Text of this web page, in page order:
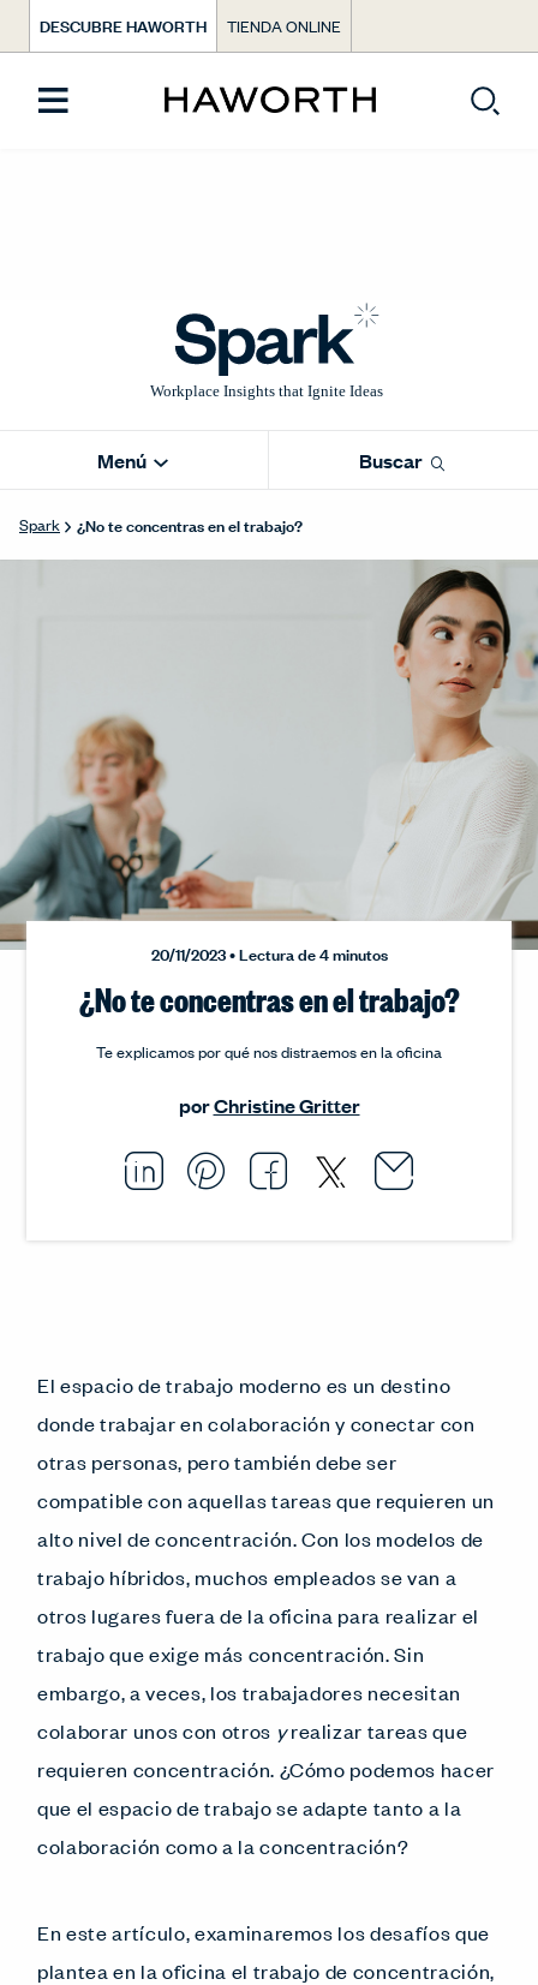
DESCUBRE HAWORTH TIENDA ONLINE
Menú Buscar
Spark ¿No te concentras en el trabajo?
20/11/2023 • Lectura de 4 minutos
¿No te concentras en el trabajo?
Te explicamos por qué nos distraemos en la oficina
porChristine Gritter
Share this article on
Opens in a new
Pin this article on
Opens in a new
Share this
Opens in a
Share this
Opens in
Email
Opens
El espacio de trabajo moderno es un destino
donde trabajar en colaboración y conectar con
otras personas, pero también debe ser
compatible con aquellas tareas que requieren un
alto nivel de concentración. Con los modelos de
trabajo híbridos, muchos empleados se van a
otros lugares fuera de la oficina para realizar el
trabajo que exige más concentración. Sin
embargo, a veces, los trabajadores necesitan
colaborar unos con otros yrealizar tareas que
requieren concentración. ¿Cómo podemos hacer
que el espacio de trabajo se adapte tanto a la
colaboración como a la concentración?
En este artículo, examinaremos los desafíos que
plantea en la oficina el trabajo de concentración,